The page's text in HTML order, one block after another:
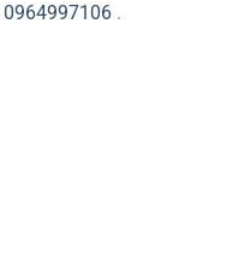
0964997106 .